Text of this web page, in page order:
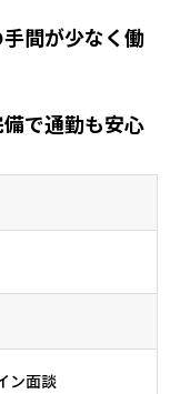
間が少なく働
で通勤も安心
ン面談